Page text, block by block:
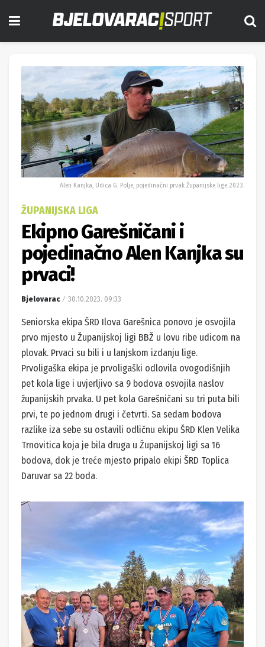
Alen Kanjka, Udica G. Polje, pojedinačni prvak Županijske lige 2023.
ŽUPANIJSKA LIGA
Ekipno Garešničani i
pojedinačno Alen Kanjka su
prvaci!
Bjelovarac 30.10.2023. 09:33
Seniorska ekipa ŠRD Ilova Garešnica ponovo je osvojila
prvo mjesto u Županijskoj ligi BBŽ u lovu ribe udicom na
plovak. Prvaci su bili i u lanjskom izdanju lige.
Prvoligaška ekipa je prvoligaški odlovila ovogodišnjih
pet kola lige i uvjerljivo sa 9 bodova osvojila naslov
županijskih prvaka. U pet kola Garešničani su tri puta bili
prvi, te po jednom drugi i četvrti. Sa sedam bodova
razlike iza sebe su ostavili odličnu ekipu ŠRD Klen Velika
Trnovitica koja je bila druga u Županijskoj ligi sa 16
bodova, dok je treće mjesto pripalo ekipi ŠRD Toplica
Daruvar sa 22 boda.